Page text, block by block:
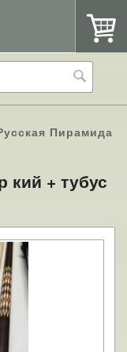
Пирамида
кий + тубус